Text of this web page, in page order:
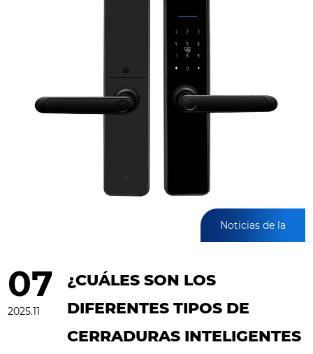
Noticias de la
07
2025.11
¿CUÁLES SON LOS
DIFERENTES TIPOS DE
CERRADURAS INTELIGENTES